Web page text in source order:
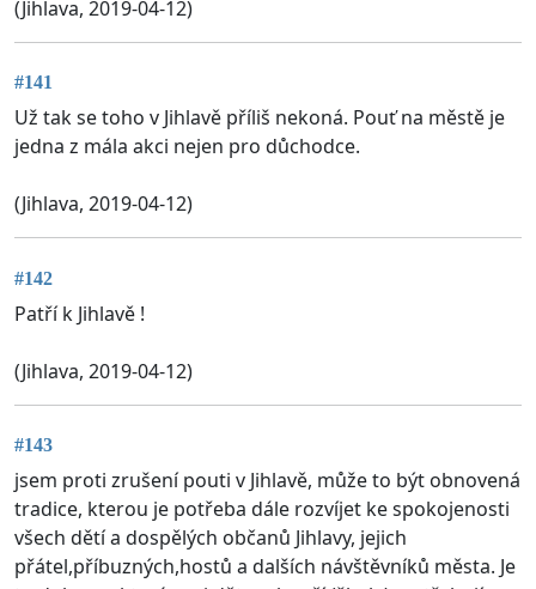
(Jihlava, 2019-04-12)
#141
Už tak se toho v Jihlavě příliš nekoná. Pouť na městě je
jedna z mála akci nejen pro důchodce.
(Jihlava, 2019-04-12)
#142
Patří k Jihlavě !
(Jihlava, 2019-04-12)
#143
jsem proti zrušení pouti v Jihlavě, může to být obnovená
tradice, kterou je potřeba dále rozvíjet ke spokojenosti
všech dětí a dospělých občanů Jihlavy, jejich
přátel,příbuzných,hostů a dalších návštěvníků města. Je